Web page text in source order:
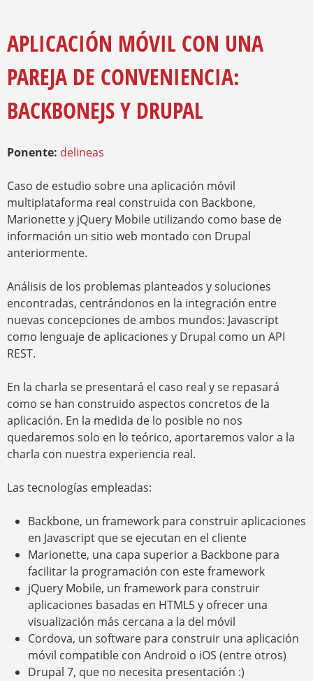
A
R
H
E
R
E
APLICACIÓN MÓVIL CON UNA
PAREJA DE CONVENIENCIA:
BACKBONEJS Y DRUPAL
Ponente: delineas
Caso de estudio sobre una aplicación móvil
multiplataforma real construida con Backbone,
Marionette y jQuery Mobile utilizando como base de
información un sitio web montado con Drupal
anteriormente.
Análisis de los problemas planteados y soluciones
encontradas, centrándonos en la integración entre
nuevas concepciones de ambos mundos: Javascript
como lenguaje de aplicaciones y Drupal como un API
REST.
En la charla se presentará el caso real y se repasará
como se han construido aspectos concretos de la
aplicación. En la medida de lo posible no nos
quedaremos solo en lo teórico, aportaremos valor a la
charla con nuestra experiencia real.
Las tecnologías empleadas:
Backbone, un framework para construir aplicaciones
en Javascript que se ejecutan en el cliente
Marionette, una capa superior a Backbone para
facilitar la programación con este framework
jQuery Mobile, un framework para construir
aplicaciones basadas en HTML5 y ofrecer una
visualización más cercana a la del móvil
Cordova, un software para construir una aplicación
móvil compatible con Android o iOS (entre otros)
Drupal 7, que no necesita presentación :)